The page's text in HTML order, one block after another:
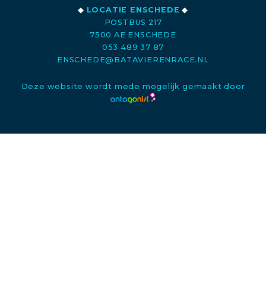
◆ LOCATIE ENSCHEDE ◆
POSTBUS 217
7500 AE ENSCHEDE
053 489 37 87
ENSCHEDE@BATAVIERENRACE.NL
Deze website wordt mede mogelijk gemaakt door